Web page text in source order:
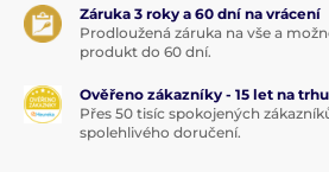
Záruka 3 roky a 60 dní na vrácení
Prodloužená záruka na vše a
produkt do 60 dní.
Ověřeno zákazníky - 15 let na trhu
Přes 50 tisíc spokojených
spolehlivého doručení.